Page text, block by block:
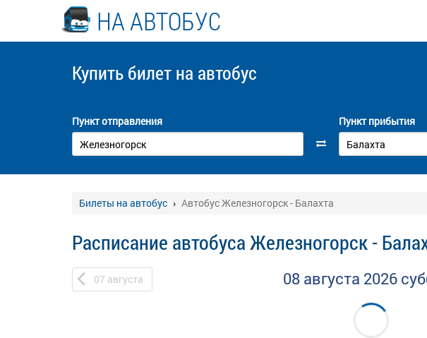
НА АВТОБУС
Купить билет на автобус
Пункт отправления Пункт прибытия
Билеты на автобус Автобус Железногорск - Балахта
Расписание автобуса Железногорск -
07 августа 08 августа 2026